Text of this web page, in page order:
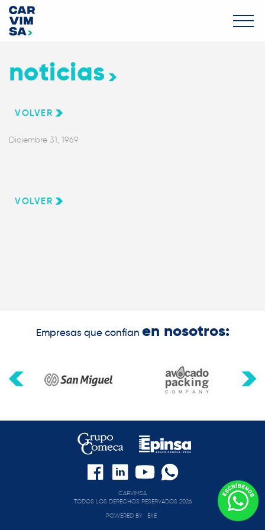
noticias
VOLVER
Diciembre 31, 1969
VOLVER
Empresas que confían en nosotros:
CARVIMSA
TODOS LOS DERECHOS RESERVADOS 2026
POWERED BY
EXE